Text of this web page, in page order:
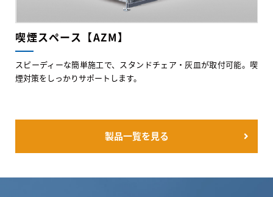
喫煙スペース【AZM】
スピーディーな簡単施工で、スタンドチェア・灰皿が取付可能。喫
煙対策をしっかりサポートします。
製品一覧を見る